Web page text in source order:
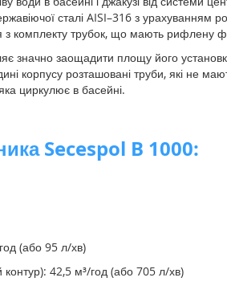
сталі AISI–316 з
з комплекту трубок, що мають рифлену
значно заощадити площу його
корпусу розташовані труби, які не
циркулює в басейні.
Secespol B 1000:
(або 95 л/хв)
42,5 м³/год (або 705 л/хв)